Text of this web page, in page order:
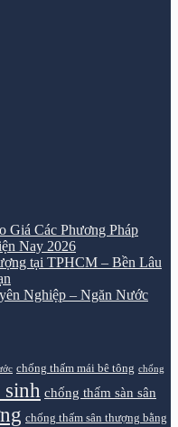
Giá Các Phương Pháp
Nay 2026
tại TPHCM – Bền Lâu
Nghiệp – Ngăn Nước
chống thấm mái bê tông chống
chống thấm sàn sân
chống thấm sân thượng bằng